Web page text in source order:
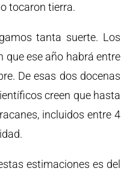
tocaron tierra.
tanta suerte. Los
que ese año habrá entre
De esas dos docenas
creen que hasta
incluidos entre 4
estimaciones es del